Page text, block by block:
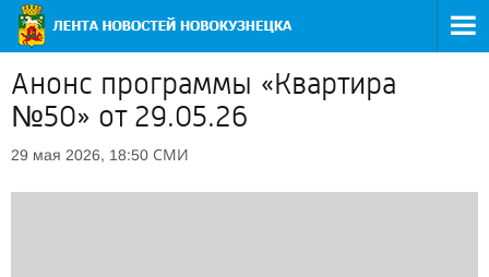
Анонс программы «Квартира
№50» от 29.05.26
29 мая 2026, 18:50 СМИ